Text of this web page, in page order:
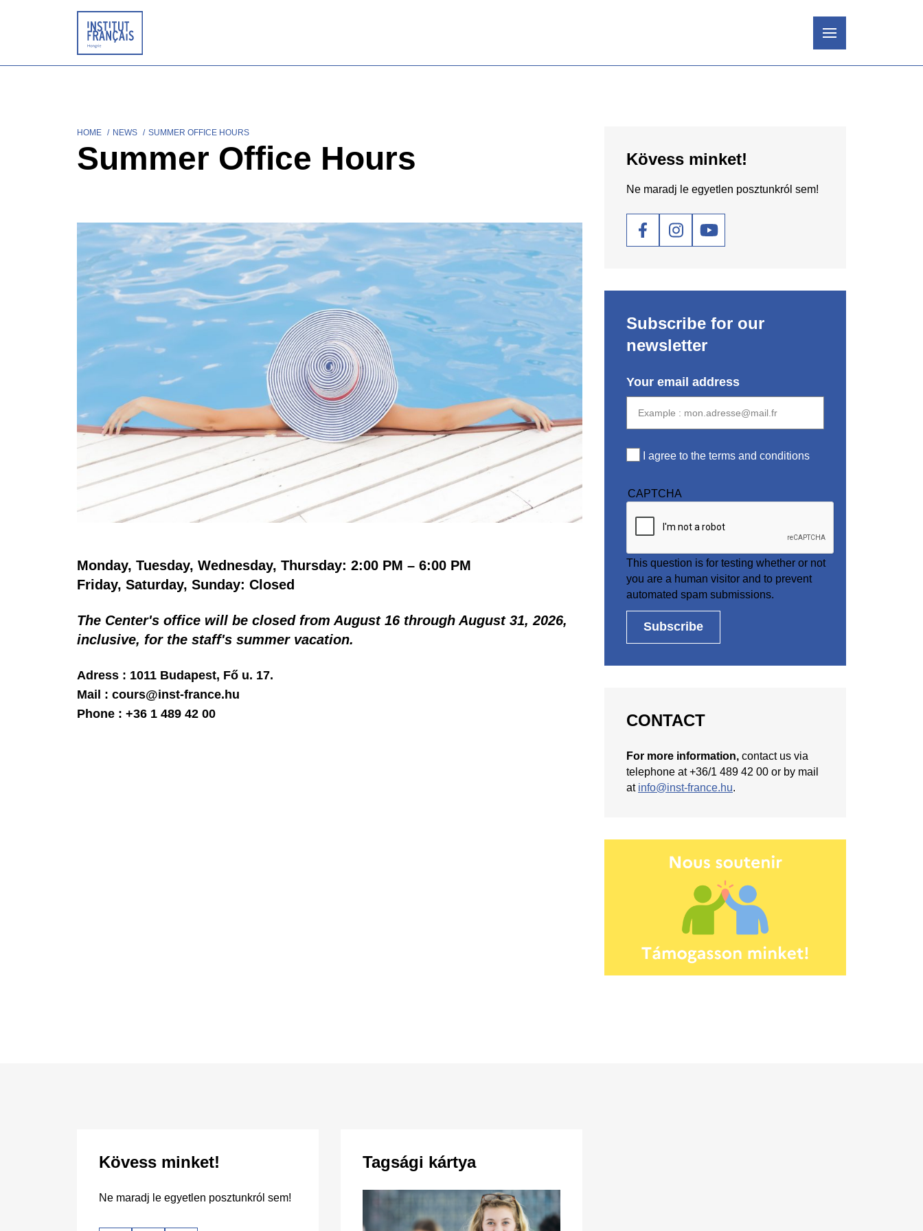
Breadcrumb
HOME NEWS SUMMER OFFICE HOURS
Summer Office Hours
Monday, Tuesday, Wednesday, Thursday: 2:00 PM – 6:00 PM
Friday, Saturday, Sunday: Closed
The Center's office will be closed from August 16 through August 31, 2026,
inclusive, for the staff's summer vacation.
Adress : 1011 Budapest, Fő u. 17.
Mail : cours@inst-france.hu
Phone : +36 1 489 42 00
Kövess minket!
Ne maradj le egyetlen posztunkról sem!
Social
Subscribe for our
newsletter
Your email address
I agree to the terms and conditions
CAPTCHA
This question is for testing whether or not
you are a human visitor and to prevent
automated spam submissions.
CONTACT
For more information, contact us via
telephone at +36/1 489 42 00 or by mail
at info@inst-france.hu.
Kövess minket!
Ne maradj le egyetlen posztunkról sem!
Tagsági kártya